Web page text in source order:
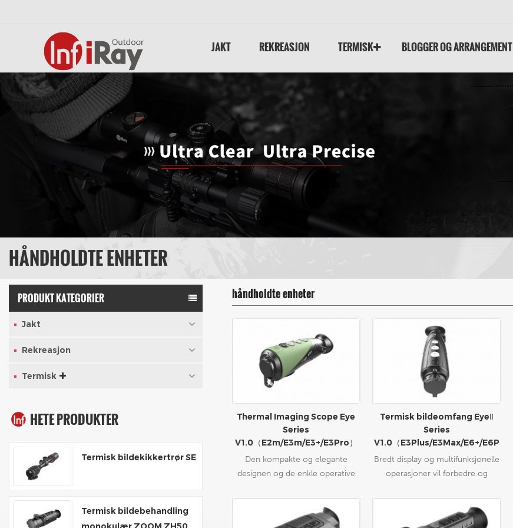
JAKT REKREASJON TERMISK BLOGGER OG ARRANGEMENT
HÅNDHOLDTE ENHETER
PRODUKT KATEGORIER
Jakt
Rekreasjon
Termisk
HETE PRODUKTER
Termisk bildekikkertrør SE
Termisk bildebehandling
håndholdte enheter
Thermal Imaging Scope Eye
Series
V1.0（E2m/E3m/E3+/E3Pro）
Den kompakte og elegante
designen og de enkle operative
termisk bildemonokulær til det
ideelle målobservasjonsverktøyet i
Termisk bildeomfang EyeⅡ
Series
V1.0（E3Plus/E3Max/E6+/E6P
Bredt display og multifunksjonelle
operasjoner vil forbedre og
øyeblikket av utendørsaktiviteter.
Stor og større.